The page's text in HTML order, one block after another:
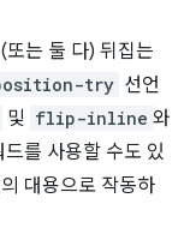
는 둘 다) 뒤집는
try 선언
및 flip-inline 와
를 사용할 수도 있
대용으로 작동하